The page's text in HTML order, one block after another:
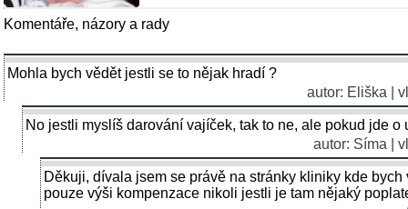
Komentáře, názory a rady
Mohla bych vědět jestli se to nějak hradí ?
autor: Eliška |
No jestli myslíš darování vajíček, tak to ne, ale pokud jde o
autor: Síma |
Děkuji, dívala jsem se právě na stránky kliniky kde
pouze výši kompenzace nikoli jestli je tam nějaký